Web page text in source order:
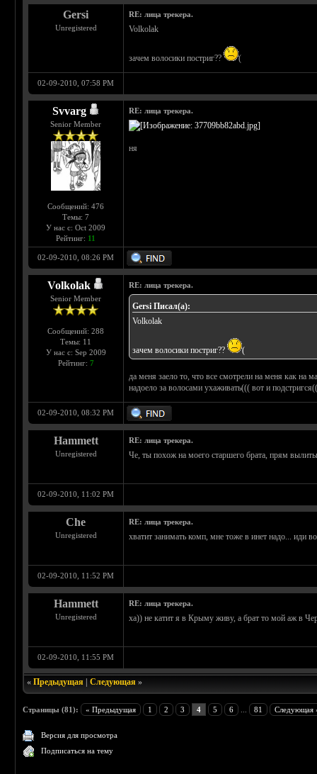
Gersi
Unregistered
RE: лица трекера.
Volkolak
зачем волосики постриг?? (
02-09-2010, 07:58 PM
Svvarg
Senior Member
Сообщений: 476
Темы: 7
У нас с: Oct 2009
Рейтинг: 11
RE: лица трекера.
ня
02-09-2010, 08:26 PM
Volkolak
Senior Member
Сообщений: 288
Темы: 11
У нас с: Sep 2009
Рейтинг: 7
RE: лица трекера.
Gersi Писал(а):
Volkolak
зачем волосики постриг?? (
да меня заело то, что все смотрели на меня как на
надоело за волосами ухаживать((( вот и
02-09-2010, 08:32 PM
Hammett
Unregistered
RE: лица трекера.
Че, ты похож на моего старшего брата, прям
02-09-2010, 11:02 PM
Che
Unregistered
RE: лица трекера.
хватит занимать комп, мне тоже в инет надо... иди
02-09-2010, 11:52 PM
Hammett
Unregistered
RE: лица трекера.
ха)) не катит я в Крыму живу, а брат то мой аж в
02-09-2010, 11:55 PM
«Предыдущая |Следующая »
Страницы (81): « Предыдущая 1 2 3 4 5 6 81 Следующая
Версия для просмотра
Подписаться на тему